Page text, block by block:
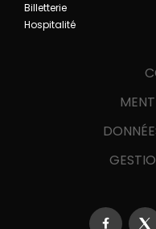
Billetterie
Hospitalité